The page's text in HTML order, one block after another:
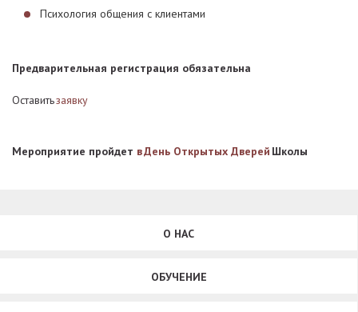
Психология общения с клиентами
Предварительная регистрация обязательна
Оставитьзаявку
Мероприятие пройдет в День Открытых Дверей Школы
О НАС
ОБУЧЕНИЕ